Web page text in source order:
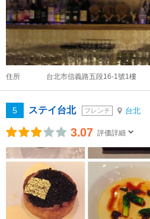
住所 台北市信義路五段16-1號1樓
5 ステイ台北 フレンチ 台北
3.07 評価詳細